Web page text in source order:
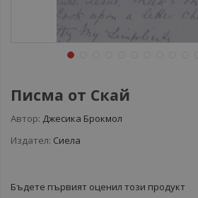
Писма от Скай
Автор: Джесика Брокмол
Издател: Сиела
Бъдете първият оценил този продукт